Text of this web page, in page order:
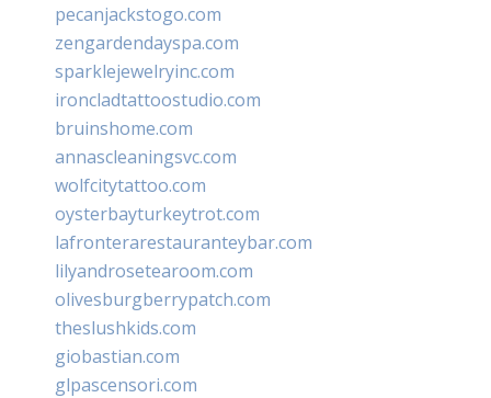
pecanjackstogo.com
zengardendayspa.com
sparklejewelryinc.com
ironcladtattoostudio.com
bruinshome.com
annascleaningsvc.com
wolfcitytattoo.com
oysterbayturkeytrot.com
lafronterarestauranteybar.com
lilyandrosetearoom.com
olivesburgberrypatch.com
theslushkids.com
giobastian.com
glpascensori.com